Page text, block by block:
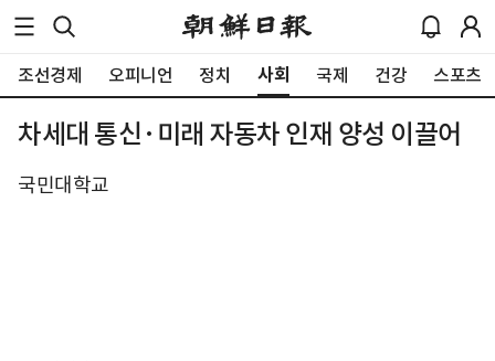
조선경제 오피니언 정치 사회 국제 건강 스포츠
차세대 통신·미래 자동차 인재 양성 이끌어
국민대학교